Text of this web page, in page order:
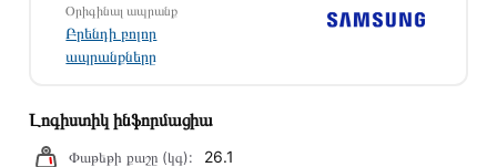
կատարվում է 14 օրվա ընթացքում:
Օրիգինալ ապրանք
Բրենդի բոլոր
ապրանքները
Լոգիստիկ ինֆորմացիա
Փաթեթի քաշը (կգ): 26.1